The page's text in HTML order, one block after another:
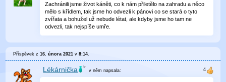
Zachránili jsme život káněti, co k nám přiletělo na zahradu a něco
mělo s křídlem, tak jsme ho odvezli k pánovi co se stará o tyto
zvířata a bohužel už nebude létat, ale kdyby jsme ho tam ne
odvezli, tak nejspíše umře.
Příspěvek z16. února 2021 v8:14
Lékárnička v něm napsala: